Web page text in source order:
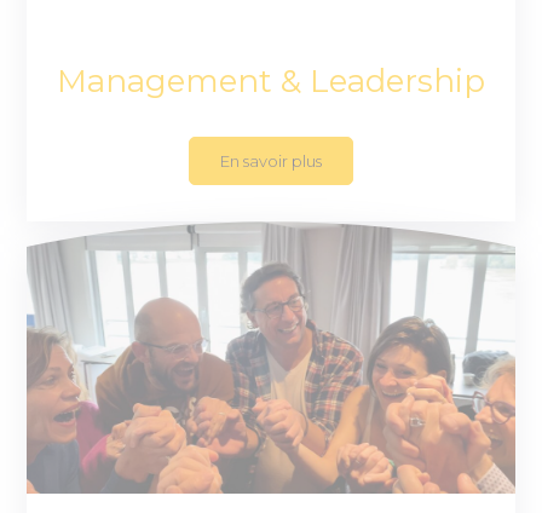
Management & Leadership
En savoir plus